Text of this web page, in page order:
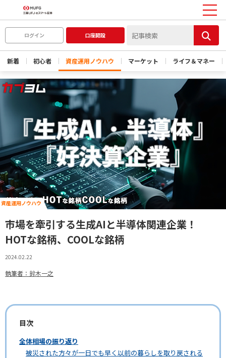
ログイン 口座開設
新着 初心者 資産運用ノウハウ マーケット ライフ＆マネー
資産運用ノウハウ
市場を牽引する生成AIと半導体関連企業！
HOTな銘柄、COOLな銘柄
2024.02.22
執筆者：鈴木一之
目次
全体相場の振り返り
被災された方々が一日でも早く以前の暮らしを取り戻される